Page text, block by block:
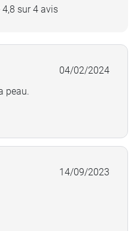
sur 4 avis
04/02/2024
peau.
14/09/2023